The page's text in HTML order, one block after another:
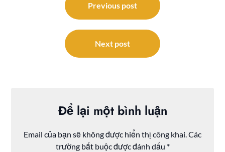
Previous post
Next post
Để lại một bình luận
Email của bạn sẽ không được hiển thị công khai.Các
trường bắt buộc được đánh dấu *